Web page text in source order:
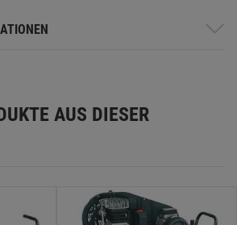
AUS DIESER